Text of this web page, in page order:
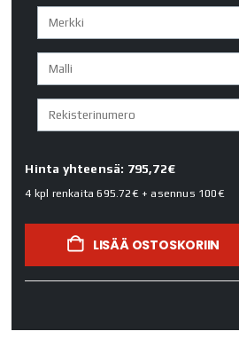
Hinta yhteensä: 795,72€
4 kpl renkaita695.72€+ asennus 100€
LISÄÄ OSTOSKORIIN